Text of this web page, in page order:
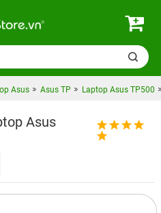
Asus Asus TP Laptop Asus TP500
Asus